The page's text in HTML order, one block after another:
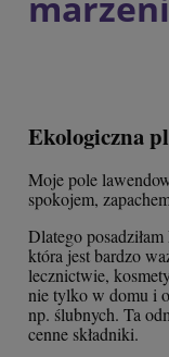
Ekologiczna
Moje pole
spokojem,
Dlatego
która jest bardzo
lecznictwie,
nie tylko w domu i
np. ślubnych. Ta
cenne składniki.